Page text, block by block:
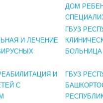
ДОМ
И ЛЕЧЕНИЕ
ГБУЗ
БОЛЬНИЦА
И
С
ГБУЗ